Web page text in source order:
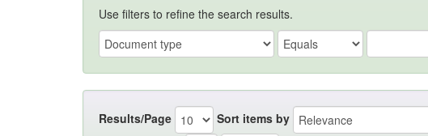
Use filters to refine the search results.
Results/Page Sort items by